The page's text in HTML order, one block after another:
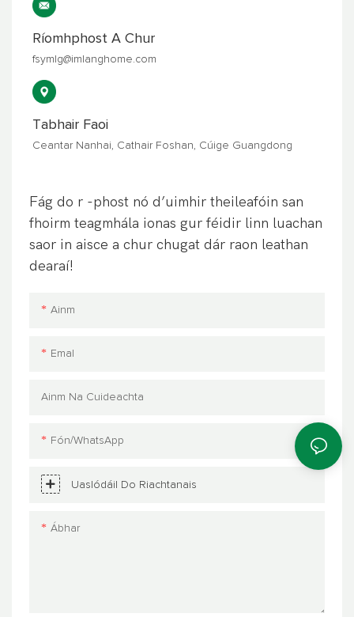
Ríomhphost A Chur
fsymlg@imlanghome.com
Tabhair Faoi
Ceantar Nanhai, Cathair Foshan, Cúige Guangdong
Fág do r -phost nó d’uimhir theileafóin san
fhoirm teagmhála ionas gur féidir linn luachan
saor in aisce a chur chugat dár raon leathan
dearaí!
Ainm
Emal
Ainm Na Cuideachta
Fón/WhatsApp
Uaslódáil Do Riachtanais
Ábhar